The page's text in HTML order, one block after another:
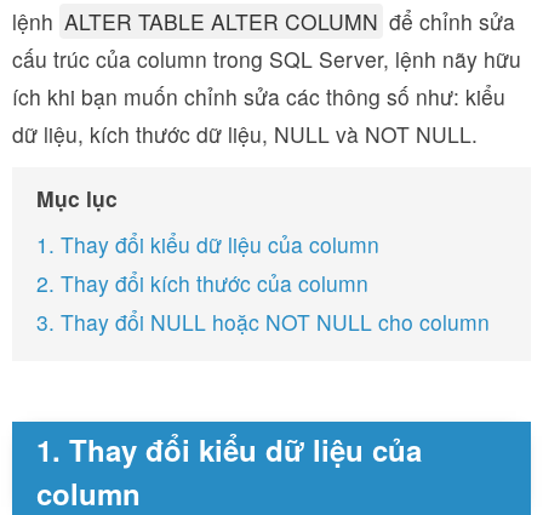
lệnh ALTER TABLE ALTER COLUMN để chỉnh sửa
cấu trúc của column trong SQL Server, lệnh nãy hữu
ích khi bạn muốn chỉnh sửa các thông số như: kiểu
dữ liệu, kích thước dữ liệu, NULL và NOT NULL.
Mục lục
1. Thay đổi kiểu dữ liệu của column
2. Thay đổi kích thước của column
3. Thay đổi NULL hoặc NOT NULL cho column
1. Thay đổi kiểu dữ liệu của
column